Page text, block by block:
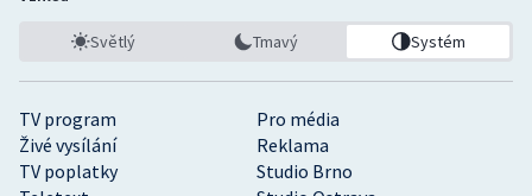
TV program
Pro média
Živé vysílání
Reklama
TV poplatky
Studio Brno
Světlý Tmavý Systém